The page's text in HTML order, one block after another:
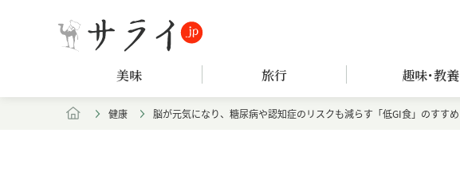
美味 旅行 趣味･教養
健康 脳が元気になり、糖尿病や認知症のリスクも減らす「低GI食」のすすめ